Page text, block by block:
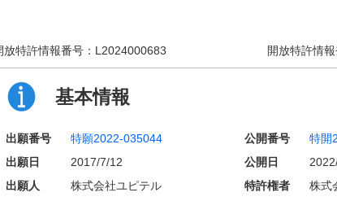
放特許情報番号： L2024000683 開放特許情報
基本情報
出願番号 特願2022-035044 公開番号 特開
出願日
2017/7/12 公開日
出願人
株式会社ユピテル 特許権者 株式